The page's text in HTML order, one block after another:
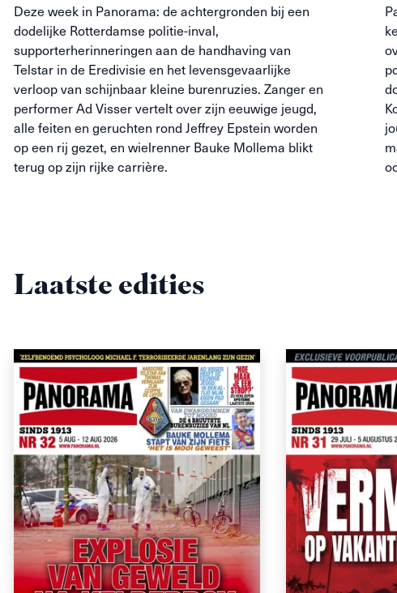
Deze week in Panorama: de achtergronden bij een
dodelijke Rotterdamse politie-inval,
supporterherinneringen aan de handhaving van
Telstar in de Eredivisie en het levensgevaarlijke
verloop van schijnbaar kleine burenruzies. Zanger en
performer Ad Visser vertelt over zijn eeuwige jeugd,
alle feiten en geruchten rond Jeffrey Epstein worden
op een rij gezet, en wielrenner Bauke Mollema blikt
terug op zijn rijke carrière.
Laatste edities